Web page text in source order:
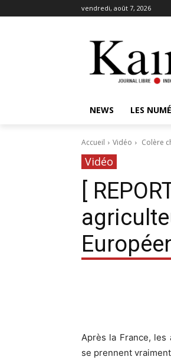
vendredi, août 7, 2026
NEWS LES
Accueil Vidéo Colère
Vidéo
[
Après la France,
se prennent